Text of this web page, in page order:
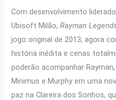
Com desenvolvimento
Ubisoft Milão,Rayman
jogo original de 2013, agora
história inédita e cenas
poderão acompanhar
Minimus e Murphy em uma
paz na Clareira dos Sonhos,